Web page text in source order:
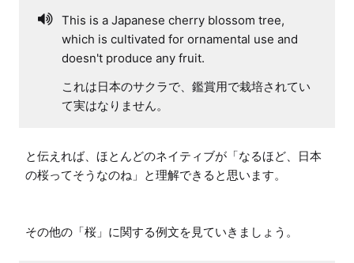
This is a Japanese cherry blossom tree,
which is cultivated for ornamental use and
doesn't produce any fruit.
これは日本のサクラで、鑑賞用で栽培されてい
て実はなりません。
と伝えれば、ほとんどのネイティブが「なるほど、日本
の桜ってそうなのね」と理解できると思います。
その他の「桜」に関する例文を見ていきましょう。